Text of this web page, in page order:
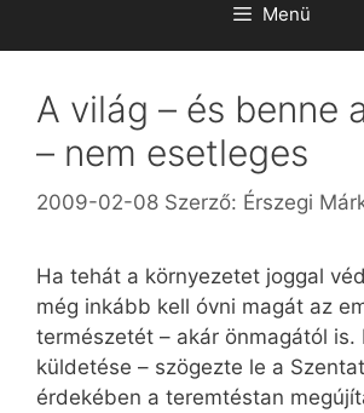
Menü
A világ – és benne
– nem esetleges
2009-02-08 Szerző: Érszegi
Ha tehát a környezetet joggal
még inkább kell óvni magát az
természetét – akár önmagától is.
küldetése – szögezte le a
érdekében a teremtéstan